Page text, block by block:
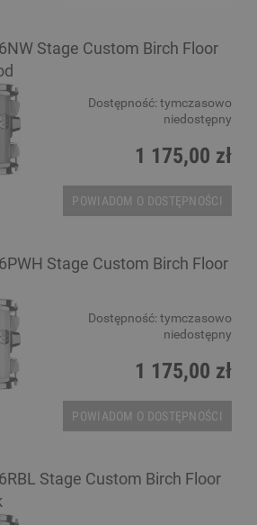
Stage Custom Birch Floor
Dostępność: tymczasowo
niedostępny
1 175,00 zł
POWIADOM O DOSTĘPNOŚCI
Stage Custom Birch Floor
Dostępność: tymczasowo
niedostępny
1 175,00 zł
POWIADOM O DOSTĘPNOŚCI
Stage Custom Birch Floor